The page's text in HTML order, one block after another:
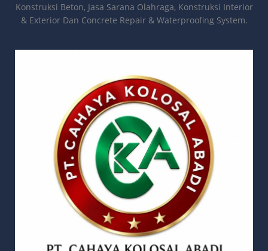
Konstruksi Beton, Jasa Sarana Olahraga, Konstruksi Interior
& Exterior Dan Concrete Repair & Waterproofing System.